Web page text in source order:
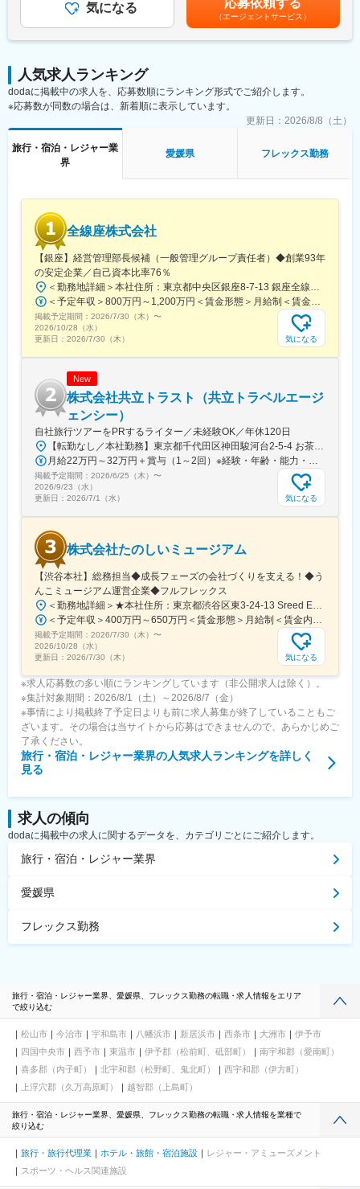
■働き方について：
令和8年9月1日をもって就業規則変更予定。移行後の具体的な勤
変更の範囲：会社の定める業務
事業フェーズに応じてアウトバウンド営業や既存顧客の簡単なフ
ォローを行う場合もあり、状況に応じて幅広い営業活動に関わり
■業務詳細：
・インサイドセールスが獲得したアポイントへの商談対応（基本
・サービス導入に向けた提案・クロージング
・新規営業における提案内容・営業フローの改善
・営業戦略・施策の立案
・メンバー支援・育成
■組織構成：営業部4名（平均年齢30代）
＼同社の魅力／
◆M&A後3年半で導入1,000社を達成。宿泊・旅行特化の福利厚生
サービスとして業界No.1を目指す成長フェーズで、将来的には1
万～2万社規模を見据えています。
◆従業員16名（業務委託含め約35名）のコンパクトな組織で、事
堅実に運営しています。
◆M&A後に採用したメンバーの退職者はゼロ（3年半）。
育休・産休取得率100％で、女性社員の約8割が育児であり、ライ
フステージに合わせた働き方が可能です。
◆メディアからも注目される事業性・社会的意義
■働き方について：※2026/8/31までは現行通り
令和8年9月1日をもって就業規則変更予定。移行後の具体的な勤
務時間、休日、給与計算等の詳細は、改定後の就業規則のめに従
変更の範囲：会社の定める業務
額であり、選考を通じて上下する可能性があります。賃金はあく
までも目安の金額であり、選考を通じて上下する可能性がありま
す。月給(月額)は固定手当を含めた表記です。
気になる
（エージェントサービス）
人気求人ランキング
dodaに掲載中の求人を、応募数順にランキング形式でご紹介します。
※応募数が同数の場合は、新着順に表示しています。
更新日： 2026/8/8（土）
旅行・宿泊・レジャー業
界
愛媛県 フレックス勤務
全線座株式会社
【銀座】経営管理部長候補（一般管理グループ責任者）◆創業93年
の安定企業／自己資本比率76％
＜勤務地詳細＞本社住所：東京都中央区銀座8-7-13 銀座全線座ビルB1受動喫煙対策：屋内喫煙可能場所あり変更の範囲：会社の定める事業所
＜予定年収＞800万円～1,200万円＜賃金形態＞月給制＜賃金内訳＞月額（基本給）：500,000円～750,000円＜月給＞500,000円～750,000円＜昇給有無＞有＜残業手当＞有＜給与補足＞■賞与：年2回 管理監督者として採用するため、時間外勤務手当の支給対象外（法令に基づく深夜勤務手当等を除く）■昇給：年1回賃金はあくまでも目安の金額であり、選考を通じて上下する可能性があります。月給(月額)は固定手当を含めた表記です。
掲載予定期間： 2026/7/30（木） 〜
2026/10/28（水）
更新日： 2026/7/30（木） 気になる
New
株式会社共立トラスト（共立トラベルエージ
ェンシー）
自社旅行ツアーをPRするライター／未経験OK／年休120日
【転勤なし／本社勤務】東京都千代田区神田駿河台2-5-4 お茶の水中央ビル6階◆アクセス「御茶ノ水駅」から徒歩4分「新御茶ノ水駅」から徒歩6分「神保町駅」から徒歩11分
月給22万円～32万円＋賞与（1～2回）※経験・年齢・能力・前職給与を考慮のうえ、決定します。
掲載予定期間： 2026/6/25（木） 〜
2026/9/23（水）
更新日： 2026/7/1（水） 気になる
株式会社たのしいミュージアム
【渋谷本社】総務担当◆成長フェーズの会社づくりを支える！◆う
んこミュージアム運営企業◆フルフレックス
＜勤務地詳細＞★本社住所：東京都渋谷区東3-24-13 Sreed EBISU+L3階受動喫煙対策：屋内全面禁煙変更の範囲：会社の定める事業所（リモートワーク含む）
＜予定年収＞400万円～650万円＜賃金形態＞月給制＜賃金内訳＞月額（基本給）：241,054円～391,713円その他固定手当/月：7,533円～12,242円固定残業手当/月：84,746円～137,712円（固定残業時間45時間0分/月）超過した時間外労働の残業手当は追加支給＜月給＞333,333円～541,667円（一律手当を含む）＜昇給有無＞有＜残業手当＞有＜給与補足＞※当社規定に基づき、経験・能力・前職の給与などを考慮して決定いたします。■賞与：業績に応じて支給有■その他固定手当：深夜固定残業代20時間分（超過した分は追加支給）賃金はあくまでも目安の金額であり、選考を通じて上下する可能性があります。月給(月額)は固定手当を含めた表記です。
掲載予定期間： 2026/7/30（木） 〜
2026/10/28（水）
更新日： 2026/7/30（木） 気になる
※求人応募数の多い順にランキングしています（非公開求人は除く）。
※集計対象期間：2026/8/1（土）～2026/8/7（金）
※事情により掲載終了予定日よりも前に求人募集が終了していることもご
ざいます。その場合は当サイトから応募はできませんので、あらかじめご
了承ください。
旅行・宿泊・レジャー業界の人気求人ランキングを詳しく
見る
求人の傾向
dodaに掲載中の求人に関するデータを、カテゴリごとにご紹介します。
旅行・宿泊・レジャー業界
愛媛県
フレックス勤務
旅行・宿泊・レジャー業界、愛媛県、フレックス勤務の転職・求人情報をエリア
で絞り込む
松山市 今治市 宇和島市 八幡浜市 新居浜市 西条市 大洲市
伊予市
四国中央市
西予市 東温市 伊予郡（松前町、砥部町）
南宇和郡（愛南町）
喜多郡（内子町）
北宇和郡（松野町、鬼北町）
西宇和郡（伊方町）
上浮穴郡（久万高原町）
越智郡（上島町）
旅行・宿泊・レジャー業界、愛媛県、フレックス勤務の転職・求人情報を業種で
絞り込む
旅行・旅行代理業 ホテル・旅館・宿泊施設
レジャー・アミューズメント
スポーツ・ヘルス関連施設